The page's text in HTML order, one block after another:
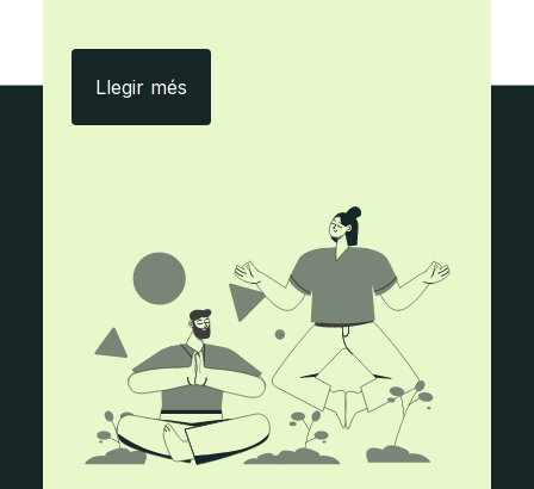
Llegir més Amb ecityclic, menys paper i més